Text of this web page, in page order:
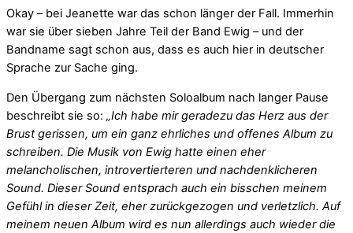
Okay – bei Jeanette war das schon länger der Fall. Immerhin
war sie über sieben Jahre Teil der Band Ewig – und der
Bandname sagt schon aus, dass es auch hier in deutscher
Sprache zur Sache ging.
Den Übergang zum nächsten Soloalbum nach langer Pause
beschreibt sie so: „Ich habe mir geradezu das Herz aus der
Brust gerissen, um ein ganz ehrliches und offenes Album zu
schreiben. Die Musik von Ewig hatte einen eher
melancholischen, introvertierteren und nachdenklicheren
Sound. Dieser Sound entsprach auch ein bisschen meinem
Gefühl in dieser Zeit, eher zurückgezogen und verletzlich. Auf
meinem neuen Album wird es nun allerdings auch wieder die